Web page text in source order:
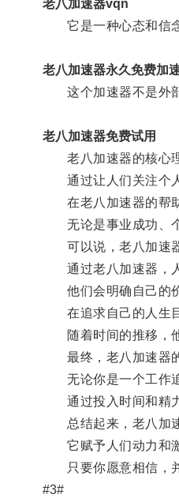
老八加速器vqn
它是一种心态和信念
老八加速器永久免费加
这个加速器不是外部
老八加速器免费试用
老八加速器的核心理
通过让人们关注个人
在老八加速器的帮助
无论是事业成功、个
可以说，老八加速器
通过老八加速器，人
他们会明确自己的价
在追求自己的人生目
随着时间的推移，他
最终，老八加速器的
无论你是一个工作追
通过投入时间和精力
总结起来，老八加速
它赋予人们动力和激
只要你愿意相信，并
#3#